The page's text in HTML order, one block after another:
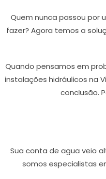
Quem nunca passou por
fazer? Agora temos a
Quando pensamos em
instalações hidráulicos na
conclusão.
Sua conta de agua veio
somos especialistas